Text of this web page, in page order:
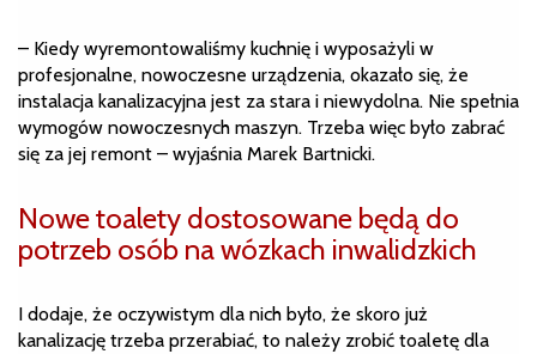
– Kiedy wyremontowaliśmy kuchnię i wyposażyli w
profesjonalne, nowoczesne urządzenia, okazało się, że
instalacja kanalizacyjna jest za stara i niewydolna. Nie spełnia
wymogów nowoczesnych maszyn. Trzeba więc było zabrać
się za jej remont – wyjaśnia Marek Bartnicki.
Nowe toalety dostosowane będą do
potrzeb osób na wózkach inwalidzkich
I dodaje, że oczywistym dla nich było, że skoro już
kanalizację trzeba przerabiać, to należy zrobić toaletę dla